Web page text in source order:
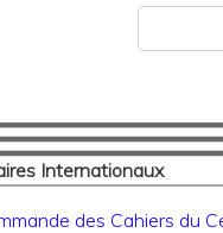
Internationaux
Rechercher
des Cahiers du